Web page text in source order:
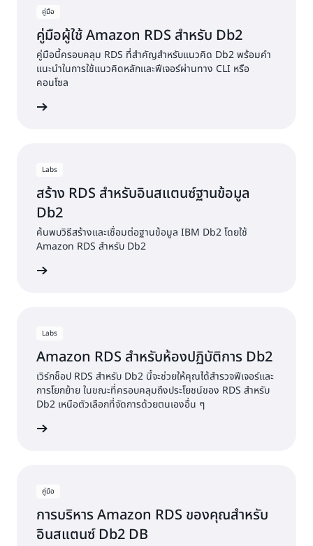
คู่มือ
คู่มือผู้ใช้ Amazon RDS สำหรับ Db2
คู่มือนี้ครอบคลุม RDS ที่สำคัญสำหรับแนวคิด Db2 พร้อมคำ
แนะนำในการใช้แนวคิดหลักและฟีเจอร์ผ่านทาง CLI หรือ
คอนโซล
Labs
สร้าง RDS สำหรับอินสแตนซ์ฐานข้อมูล
Db2
ค้นพบวิธีสร้างและเชื่อมต่อฐานข้อมูล IBM Db2 โดยใช้
Amazon RDS สำหรับ Db2
Labs
Amazon RDS สำหรับห้องปฏิบัติการ Db2
เวิร์กช็อป RDS สำหรับ Db2 นี้จะช่วยให้คุณได้สำรวจฟีเจอร์และ
การโยกย้าย ในขณะที่ครอบคลุมถึงประโยชน์ของ RDS สำหรับ
Db2 เหนือตัวเลือกที่จัดการด้วยตนเองอื่น ๆ
คู่มือ
การบริหาร Amazon RDS ของคุณสำหรับ
อินสแตนซ์ Db2 DB